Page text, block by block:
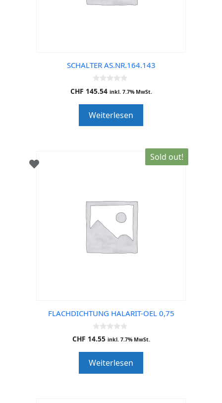
SCHALTER AS.NR.164.143
0
o
o
f
5
CHF 145.54 inkl. 7.7% MwSt.
Weiterlesen
Sold out!
FLACHDICHTUNG HALARIT-OEL 0,75
0
o
o
f
5
CHF 14.55 inkl. 7.7% MwSt.
Weiterlesen